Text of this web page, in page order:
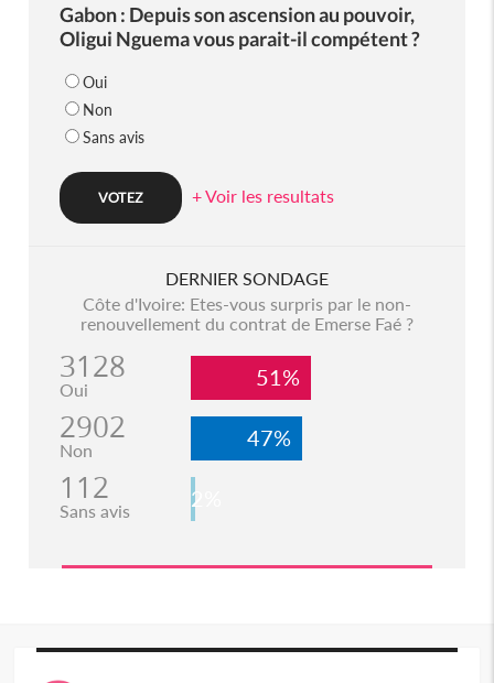
Gabon : Depuis son ascension au pouvoir,
Oligui Nguema vous parait-il compétent ?
Oui
Non
Sans avis
+ Voir les resultats
DERNIER SONDAGE
Côte d'Ivoire: Etes-vous surpris par le non-
renouvellement du contrat de Emerse Faé ?
3128
Oui 51%
2902
Non 47%
112
Sans avis 2%